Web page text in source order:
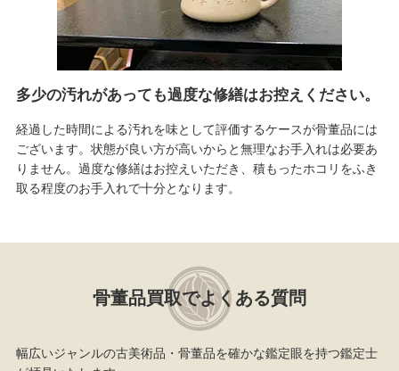
多少の汚れがあっても過度な修繕はお控えください。
経過した時間による汚れを味として評価するケースが骨董品には
ございます。状態が良い方が高いからと無理なお手入れは必要あ
りません。過度な修繕はお控えいただき、積もったホコリをふき
取る程度のお手入れで十分となります。
骨董品買取でよくある質問
幅広いジャンルの古美術品・骨董品を確かな鑑定眼を持つ鑑定士